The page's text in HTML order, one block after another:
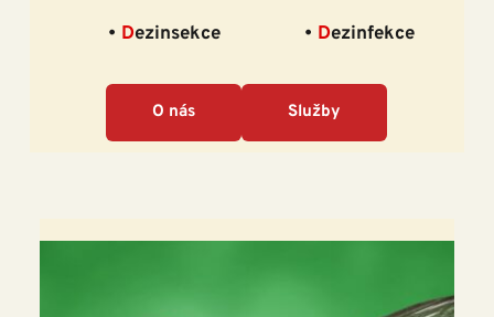
Dezinsekce Dezinfekce
O nás Služby